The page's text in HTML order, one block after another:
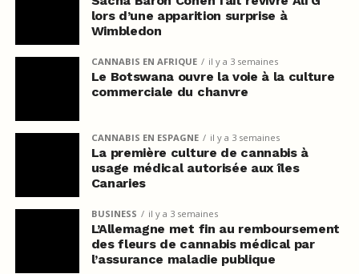
lors d’une apparition surprise à
Wimbledon
CANNABIS EN AFRIQUE il y a 3 semaines
Le Botswana ouvre la voie à la culture
commerciale du chanvre
CANNABIS EN ESPAGNE il y a 3 semaines
La première culture de cannabis à
usage médical autorisée aux îles
Canaries
BUSINESS il y a 3 semaines
L’Allemagne met fin au remboursement
des fleurs de cannabis médical par
l’assurance maladie publique